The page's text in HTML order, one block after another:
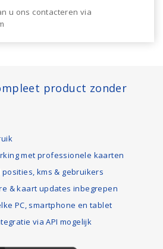
u ons contacteren via
product zonder
met professionele kaarten
kms & gebruikers
& kaart updates inbegrepen
PC, smartphone en tablet
via API mogelijk